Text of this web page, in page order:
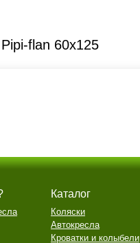
flan 60x125
Каталог
Коляски
Автокресла
Кроватки и колыбели